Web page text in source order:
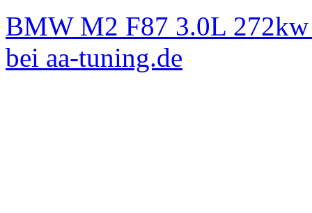
BMW M2 F87 3.0L
bei aa-tuning.de